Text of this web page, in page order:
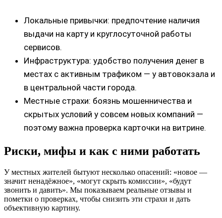
Локальные привычки: предпочтение наличия
выдачи на карту и круглосуточной работы
сервисов.
Инфраструктура: удобство получения денег в
местах с активным трафиком — у автовокзала и
в центральной части города.
Местные страхи: боязнь мошенничества и
скрытых условий у совсем новых компаний —
поэтому важна проверка карточки на витрине.
Риски, мифы и как с ними работать
У местных жителей бытуют несколько опасений: «новое —
значит ненадёжное», «могут скрыть комиссии», «будут
звонить и давить». Мы показываем реальные отзывы и
пометки о проверках, чтобы снизить эти страхи и дать
объективную картину.